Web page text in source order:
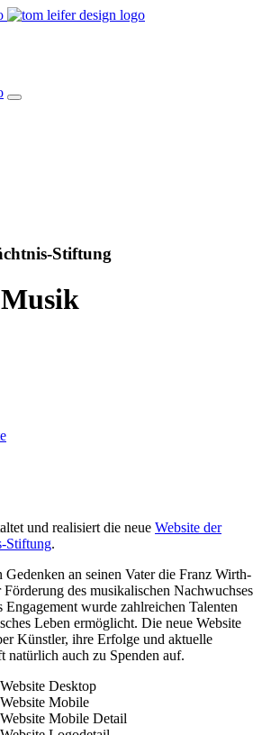
­Stiftung
und realisiert die neue Website der
Stiftung.
an seinen Vater die Franz Wirth-
des musikalischen Nachwuchses
wurde zahlreichen Talenten
Leben ermöglicht. Die neue Website
Künstler, ihre Erfolge und aktuelle
natürlich auch zu Spenden auf.